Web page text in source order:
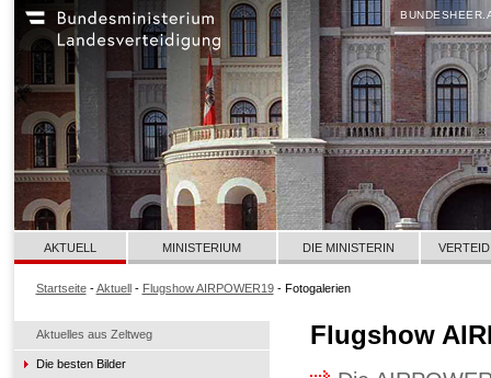
Aktuelles aus Zeltweg
Die besten Bilder
AKTUELL MINISTERIUM DIE MINISTERIN
Startseite-Aktuell- Flugshow AIRPOWER19- Fotogalerien
Flugshow